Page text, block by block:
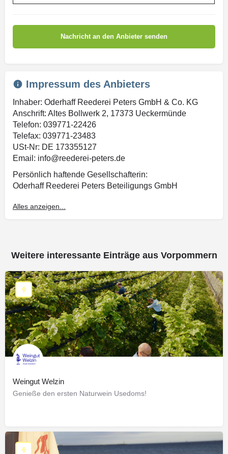
Impressum des Anbieters
Inhaber: Oderhaff Reederei Peters GmbH & Co. KG
Anschrift: Altes Bollwerk 2, 17373 Ueckermünde
Telefon: 039771-22426
Telefax: 039771-23483
USt-Nr: DE 173355127
Email: info@reederei-peters.de
Persönlich haftende Gesellschafterin:
Oderhaff Reederei Peters Beteiligungs GmbH
Kay Peters
Alles anzeigen...
Weitere interessante Einträge aus Vorpommern
Weingut Welzin
Genieße den ersten Naturwein Usedoms!